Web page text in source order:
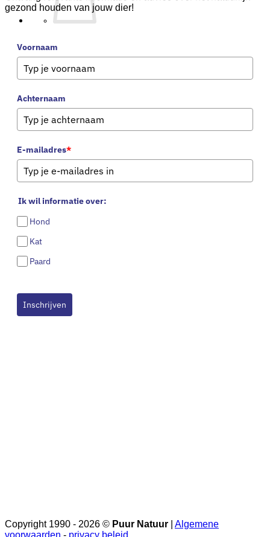
Terug naar winkel
Geen producten in de winkelwagen.
Terug naar winkel
gezond houden van jouw dier!
Voornaam
Achternaam
E-mailadres*
Ik wil informatie over:
Hond
Kat
Paard
Inschrijven
Copyright 1990 - 2026 © Puur Natuur
Algemene
voorwaarden - privacy beleid